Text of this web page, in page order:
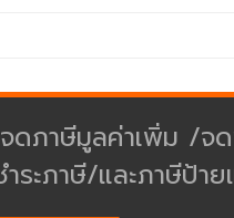
ดภาษีมูลค่าเพิ่ม /จ
ระภาษี/และภาษีป้า